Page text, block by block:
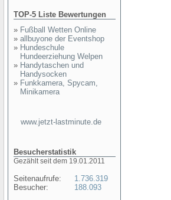
TOP-5 Liste Bewertungen
» Fußball Wetten Online
» allbuyone der Eventshop
» Hundeschule
Hundeerziehung Welpen
» Handytaschen und
Handysocken
» Funkkamera, Spycam,
Minikamera
www.jetzt-lastminute.de
Besucherstatistik
Gezählt seit dem 19.01.2011
Seitenaufrufe:
Besucher:
1.736.319
188.093